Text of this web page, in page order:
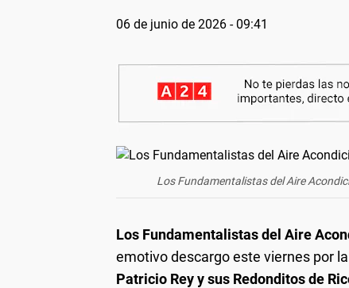
06 de junio de 2026 - 09:41
Los Fundamentalistas del Aire
Los Fundamentalistas del Aire
emotivo descargo este viernes por
Patricio Rey y sus Redonditos de